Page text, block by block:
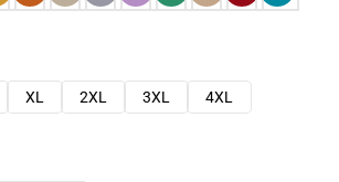
XL 2XL 3XL
4XL